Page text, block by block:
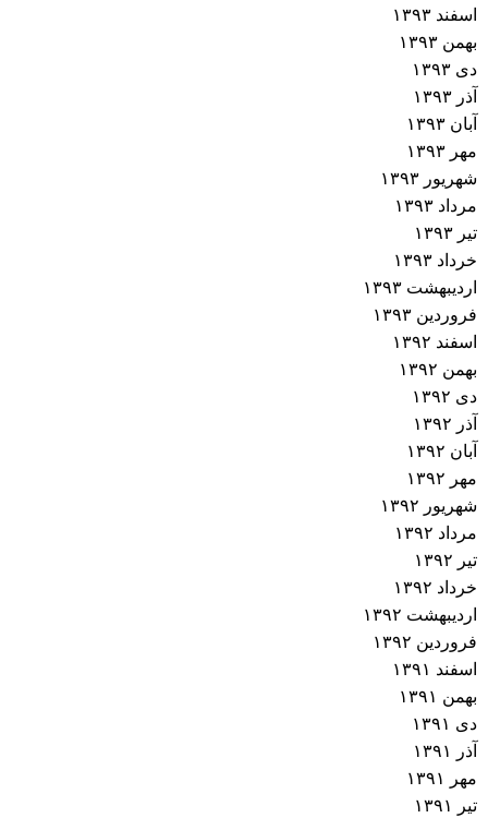
اسفند ۱۳۹۳
بهمن ۱۳۹۳
دی ۱۳۹۳
آذر ۱۳۹۳
آبان ۱۳۹۳
مهر ۱۳۹۳
شهریور ۱۳۹۳
مرداد ۱۳۹۳
تیر ۱۳۹۳
خرداد ۱۳۹۳
اردیبهشت ۱۳۹۳
فروردین ۱۳۹۳
اسفند ۱۳۹۲
بهمن ۱۳۹۲
دی ۱۳۹۲
آذر ۱۳۹۲
آبان ۱۳۹۲
مهر ۱۳۹۲
شهریور ۱۳۹۲
مرداد ۱۳۹۲
تیر ۱۳۹۲
خرداد ۱۳۹۲
اردیبهشت ۱۳۹۲
فروردین ۱۳۹۲
اسفند ۱۳۹۱
بهمن ۱۳۹۱
دی ۱۳۹۱
آذر ۱۳۹۱
مهر ۱۳۹۱
تیر ۱۳۹۱